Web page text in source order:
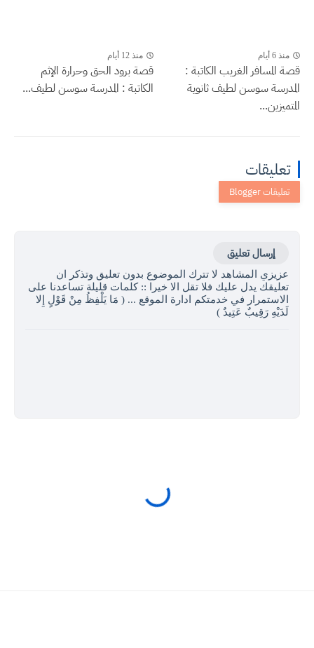
منذ 6 أيام
قصة المسافر الغريب الكاتبة :
المدرسة سوسن لطيف ثانوية
المتميزين...
منذ 12 أيام
قصة برود الحق وحرارة الإثم
الكاتبة : المدرسة سوسن لطيف...
تعليقات
إرسال تعليق
عزيزي المشاهد لا تترك الموضوع بدون تعليق وتذكر ان
تعليقك يدل عليك فلا تقل الا خيرا :: كلمات قليلة تساعدنا على
الاستمرار في خدمتكم ادارة الموقع ... ( مَا يَلْفِظُ مِنْ قَوْلٍ إِلا
لَدَيْهِ رَقِيبٌ عَتِيدٌ )